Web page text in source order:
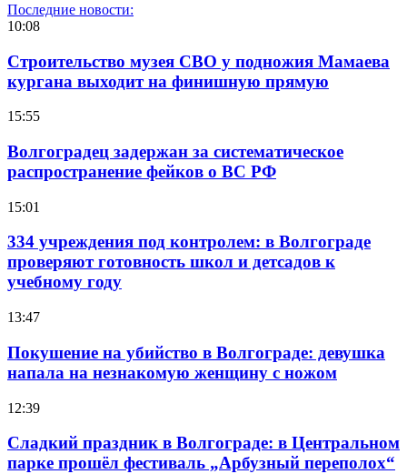
Последние новости:
10:08
Строительство музея СВО у подножия Мамаева
кургана выходит на финишную прямую
15:55
Волгоградец задержан за систематическое
распространение фейков о ВС РФ
15:01
334 учреждения под контролем: в Волгограде
проверяют готовность школ и детсадов к
учебному году
13:47
Покушение на убийство в Волгограде: девушка
напала на незнакомую женщину с ножом
12:39
Сладкий праздник в Волгограде: в Центральном
парке прошёл фестиваль „Арбузный переполох“